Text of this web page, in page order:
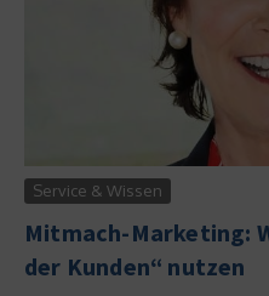
Service & Wissen
Mitmach-Marketing:
der Kunden“ nutzen